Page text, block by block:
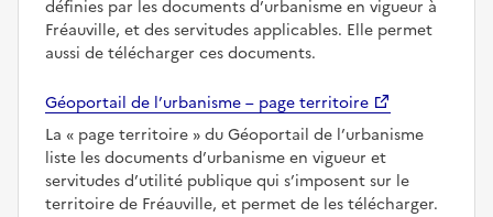
définies par les documents d’urbanisme en vigueur à
Fréauville, et des servitudes applicables. Elle permet
aussi de télécharger ces documents.
Géoportail de l’urbanisme – page territoire
La
page territoire
du Géoportail de l’urbanisme
liste les documents d’urbanisme en vigueur et
servitudes d’utilité publique qui s’imposent sur le
territoire de Fréauville, et permet de les télécharger.